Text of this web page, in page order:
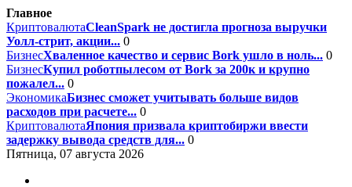
Главное
КриптовалютаCleanSpark не достигла прогноза выручки
Уолл-стрит, акции... 0
БизнесХваленное качество и сервис Bork ушло в ноль... 0
БизнесКупил роботпылесом от Bork за 200к и крупно
пожалел... 0
ЭкономикаБизнес сможет учитывать больше видов
расходов при расчете... 0
КриптовалютаЯпония призвала криптобиржи ввести
задержку вывода средств для... 0
Пятница, 07 августа 2026